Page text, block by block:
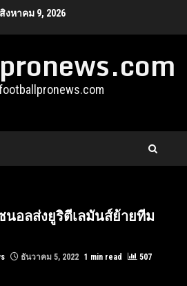
สิงหาคม 9, 2026
นอลส่งยูริตีเลมันส์ย้ายทีม
ธันวาคม 5, 2022 1 min read 507